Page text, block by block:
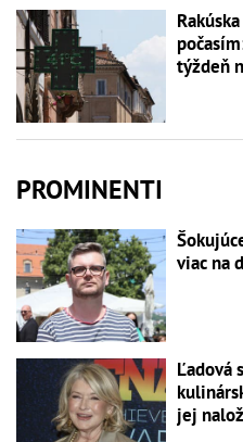
týždeň
PROMINENTI
viac na
Ľadová
jej